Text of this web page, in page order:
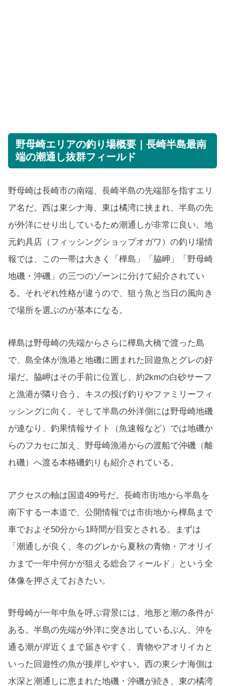
野母崎エリアの釣り場概要｜長崎半島最南
端の潮通し抜群フィールド
野母崎は長崎市の南端、長崎半島の先端部を指すエリ
ア名だ。西は東シナ海、東は橘湾に挟まれ、半島の先
が外洋にせり出しているため潮通しが非常に良い。地
元釣具店（フィッシングショップオガワ）の釣り場情
報では、この一帯は大きく「樺島」「脇岬」「野母崎
地磯・沖磯」の三つのゾーンに分けて紹介されてい
る。それぞれ性格が違うので、狙う魚と当日の風向き
で場所を選ぶのが基本になる。
樺島は野母崎の先端からさらに樺島大橋で渡った島
で、島全体が漁港と地磯に囲まれた回遊魚とグレの好
場だ。脇岬はその手前に位置し、約2kmの白砂サーフ
と漁港が隣り合う。キスの投げ釣りやファミリーフィ
ッシングに向く。そして半島の外洋側には野母崎地磯
が連なり、釣果情報サイト（魚速報など）では地磯か
らのフカセに加え、野母崎漁港からの渡船で沖磯（離
れ磯）へ渡る本格磯釣りも紹介されている。
アクセスの軸は国道499号だ。長崎市街地から半島を
南下する一本道で、公開情報では市街地から樺島まで
車でおよそ50分から1時間が目安とされる。まずは
「潮通しが良く、冬のグレから夏秋の青物・アオリイ
カまで一年中何かが狙える総合フィールド」という全
体像を押さえておきたい。
野母崎が一年中魚を呼ぶ背景には、地形と潮の条件が
ある。半島の先端が外洋に突き出しているぶん、沖を
通る潮が岸近くまで届きやすく、青物やアオリイカと
いった回遊性の魚が接岸しやすい。西の東シナ海側は
水深と潮通しに恵まれた地磯・沖磯が続き、東の橘湾